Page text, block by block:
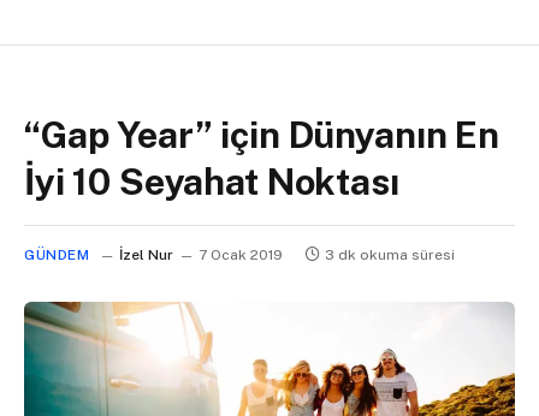
“Gap Year” için Dünyanın En
İyi 10 Seyahat Noktası
GÜNDEM İzel Nur 7 Ocak 2019 3 dk okuma süresi